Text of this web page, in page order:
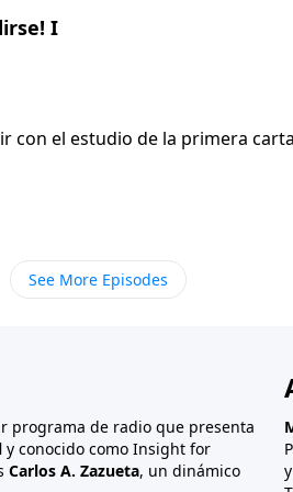
I
con el estudio de la primera
En lugar de
termina siendo el punto mas
See More Episodes
programa de radio que presenta
y conocido como Insight for
Carlos A. Zazueta, un dinámico